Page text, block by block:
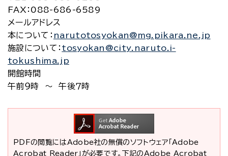
FAX ：088-686-6589
メールアドレス
本について ： narutotosyokan@mg.pikara.ne.jp
施設について ： tosyokan@city.naruto.i-
tokushima.jp
開館時間
午前９時 ～ 午後７時
PDFの閲覧にはAdobe社の無償のソフトウェア「Adobe
Acrobat Reader」が必要です。下記のAdobe Acrobat